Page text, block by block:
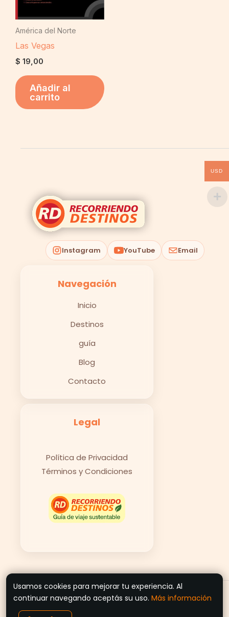
América del Norte
Las Vegas
$ 19,00
Añadir al
carrito
Instagram YouTube Email
Navegación
Inicio
Destinos
guía
Blog
Contacto
Legal
Política de Privacidad
Términos y Condiciones
© 2026 Recorriendo Destinos
USD
Usamos cookies para mejorar tu experiencia. Al
continuar navegando aceptás su uso. Más información